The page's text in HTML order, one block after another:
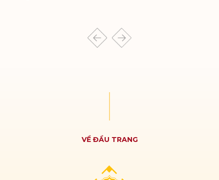
VỀ ĐẦU TRANG